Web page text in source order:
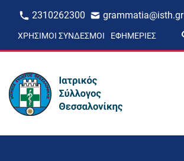
2310262300 grammatia@isth.gr
ΧΡΉΣΙΜΟΙ ΣΎΝΔΕΣΜΟΙ ΕΦΗΜΕΡΊΕΣ